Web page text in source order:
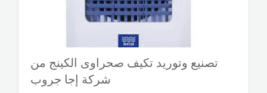
تصنيع وتوريد تكيف صحراوى الكينج من
شركة إجا جروب